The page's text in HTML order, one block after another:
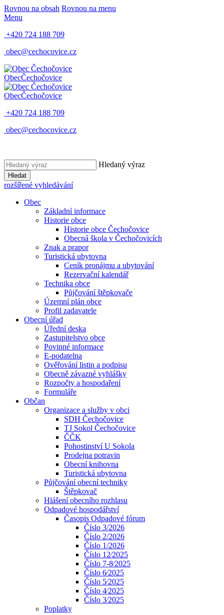
Rovnou na obsah Rovnou na menu
Menu
+420 724 188 709
obec@cechocovice.cz
ObecČechočovice
ObecČechočovice
+420 724 188 709
obec@cechocovice.cz
Hledaný výraz
Hledat
rozšířené vyhledávání
Obec
Základní informace
Historie obce
Historie obce Čechočovice
Obecná škola v Čechočovicích
Znak a prapor
Turistická ubytovna
Ceník pronájmu a ubytování
Rezervační kalendář
Technika obce
Půjčování štěpkovače
Územní plán obce
Profil zadavatele
Obecní úřad
Úřední deska
Zastupitelstvo obce
Povinné informace
E-podatelna
Ověřování listin a podpisu
Obecně závazné vyhlášky
Rozpočty a hospodaření
Formuláře
Občan
Organizace a služby v obci
SDH Čechočovice
TJ Sokol Čechočovice
ČČK
Pohostinství U Sokola
Prodejna potravin
Obecní knihovna
Turistická ubytovna
Půjčování obecní techniky
Štěpkovač
Hlášení obecního rozhlasu
Odpadové hospodářství
Časopis Odpadové fórum
Číslo 3/2026
Číslo 2/2026
Číslo 1/2026
Číslo 12⁄2025
Číslo 7-8⁄2025
Číslo 6⁄2025
Číslo 5⁄2025
Číslo 4⁄2025
Číslo 3⁄2025
Poplatky